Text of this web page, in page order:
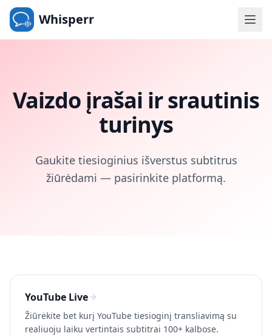
Whisperr
Vaizdo įrašai ir srautinis
turinys
Gaukite tiesioginius išverstus subtitrus
žiūrėdami — pasirinkite platformą.
YouTube Live
Žiūrėkite bet kurį YouTube tiesioginį transliavimą su
realiuoju laiku vertintais subtitrai 100+ kalbose.